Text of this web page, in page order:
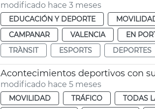
modificado hace 3 meses
EDUCACIÓN Y DEPORTE
CAMPANAR
VALENCIA EN
TRÀNSIT
ESPORTS DEPORTES
Acontecimientos deportivos con
modificado hace 5 meses
MOVILIDAD TRÁFICO TODAS